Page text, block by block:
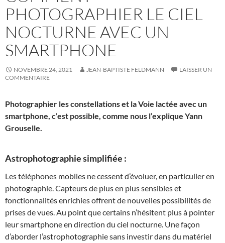
PHOTOGRAPHIER LE CIEL
NOCTURNE AVEC UN
SMARTPHONE
NOVEMBRE 24, 2021 JEAN-BAPTISTE FELDMANN
LAISSER UN
COMMENTAIRE
Photographier les constellations et la Voie lactée avec un
smartphone, c’est possible, comme nous l’explique Yann
Grouselle.
Astrophotographie simplifiée :
Les téléphones mobiles ne cessent d’évoluer, en particulier en
photographie. Capteurs de plus en plus sensibles et
fonctionnalités enrichies offrent de nouvelles possibilités de
prises de vues. Au point que certains n’hésitent plus à pointer
leur smartphone en direction du ciel nocturne. Une façon
d’aborder l’astrophotographie sans investir dans du matériel